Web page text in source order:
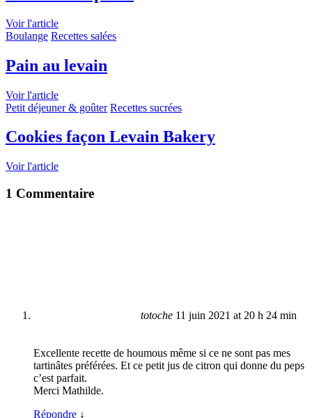
Voir l'article
Boulange Recettes salées
Pain au levain
Voir l'article
Petit déjeuner & goûter Recettes sucrées
Cookies façon Levain Bakery
Voir l'article
1 Commentaire
totoche 11 juin 2021 at 20 h 24 min
Excellente recette de houmous même si ce ne sont pas mes
tartinâtes préférées. Et ce petit jus de citron qui donne du peps
c’est parfait.
Merci Mathilde.
Répondre ↓